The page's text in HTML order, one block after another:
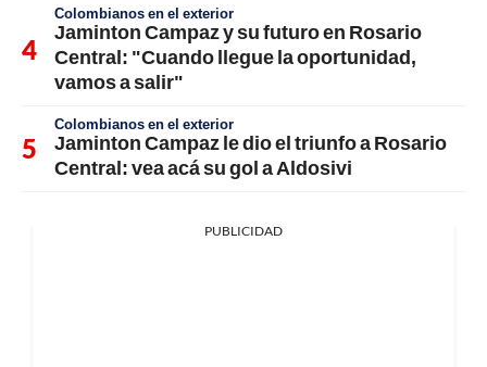
Colombianos en el exterior
Jaminton Campaz y su futuro en Rosario
Central: "Cuando llegue la oportunidad,
vamos a salir"
Colombianos en el exterior
Jaminton Campaz le dio el triunfo a Rosario
Central: vea acá su gol a Aldosivi
PUBLICIDAD